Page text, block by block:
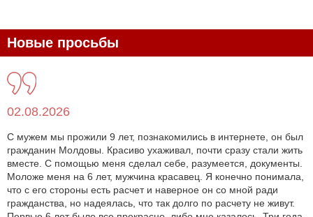
Новые просьбы
02.08.2026
С мужем мы прожили 9 лет, познакомились в интернете, он был
гражданин Молдовы. Красиво ухаживал, почти сразу стали жить
вместе. С помощью меня сделал себе, разумеется, документы.
Моложе меня на 6 лет, мужчина красавец. Я конечно понимала,
что с его стороны есть расчет и наверное он со мной ради
гражданства, но надеялась, что так долго по расчету не живут.